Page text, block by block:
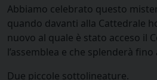
Abbiamo celebrato questo
quando davanti alla Cattedrale
nuovo al quale è stato acceso il
l’assemblea e che splenderà
Due piccole sottolineature.